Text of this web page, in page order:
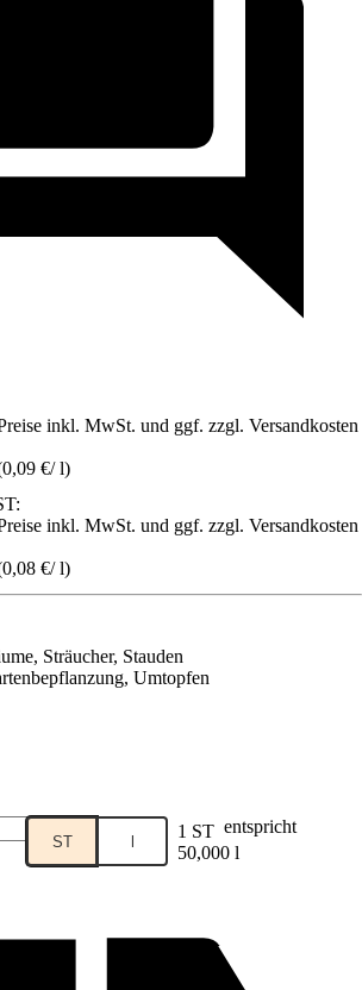
inkl. MwSt. und ggf. zzgl. Versandkosten
0,09 €/ l)
inkl. MwSt. und ggf. zzgl. Versandkosten
0,08 €/ l)
Sträucher, Stauden
Umtopfen
ST l 1 ST entspricht
50,000 l